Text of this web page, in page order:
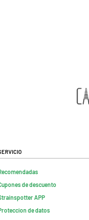
de descuento
APP
de datos